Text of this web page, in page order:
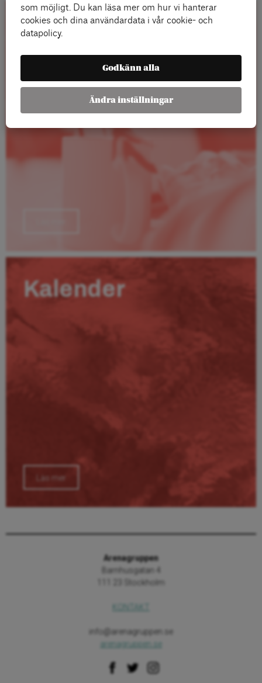
Rapporter
Kalender
Läs mer
Arenagruppen
Barnhusgatan 4
111 23 Stockholm
info@arenagruppen.se
arenagruppen.se
som möjligt. Du kan läsa mer om hur vi hanterar
cookies och dina användardata i vår cookie- och
datapolicy.
Godkänn alla
Ändra inställningar